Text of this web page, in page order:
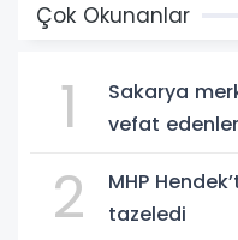
Çok Okunanlar
1
Sakarya
vefat
2
MHP
tazeledi